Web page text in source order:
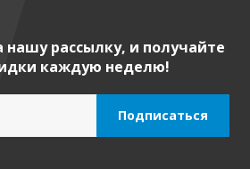
рассылку, и получайте
каждую неделю!